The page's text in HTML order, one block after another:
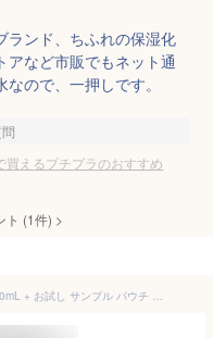
ランド、ちふれの保湿化
アなど市販でもネット通
ので、一押しです。
えるプチプラのおすすめ
ト (1件) >
デルファーマ シーバム ローションGM 50mL + お試し サンプル パウチ どちらか1包付き（選択不可） ニキビ 脂性肌 AHA グリコール酸 配合 ピーリング 化粧水 Derpharm【おすすめ】